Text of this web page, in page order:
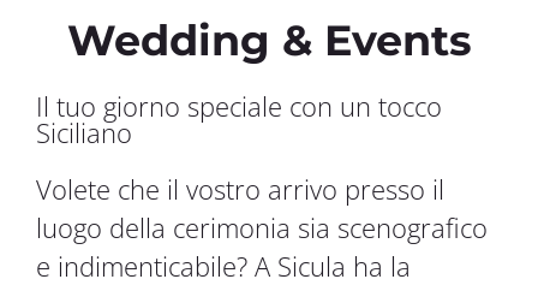
Wedding & Events
Il tuo giorno speciale con un tocco
Siciliano
Volete che il vostro arrivo presso il
luogo della cerimonia sia scenografico
e indimenticabile? A Sicula ha la